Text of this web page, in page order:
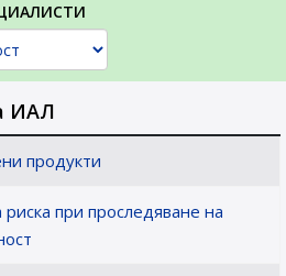
ИАЛ
продукти
при проследяване на